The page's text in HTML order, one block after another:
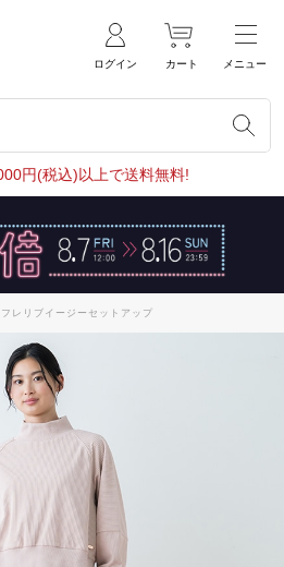
ログイン カート メニュー
円(税込)以上で送料無料!
レリブイージーセットアップ